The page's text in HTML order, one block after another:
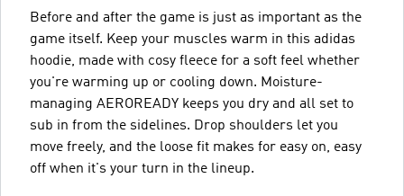
Before and after the game is just as important as the
game itself. Keep your muscles warm in this adidas
hoodie, made with cosy fleece for a soft feel whether
you're warming up or cooling down. Moisture-
managing AEROREADY keeps you dry and all set to
sub in from the sidelines. Drop shoulders let you
move freely, and the loose fit makes for easy on, easy
off when it's your turn in the lineup.